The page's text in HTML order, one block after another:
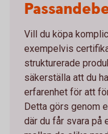
Vill du köpa
exempelvis
strukturerade
säkerställa att du
erfarenhet för att
Detta görs genom
där du får svara på